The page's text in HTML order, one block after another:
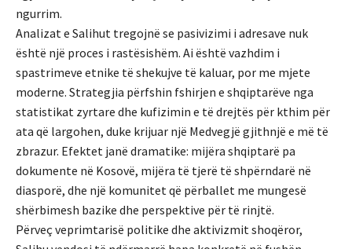
ngurrim.
Analizat e Salihut tregojnë se pasivizimi i adresave nuk
është një proces i rastësishëm. Ai është vazhdim i
spastrimeve etnike të shekujve të kaluar, por me mjete
moderne. Strategjia përfshin fshirjen e shqiptarëve nga
statistikat zyrtare dhe kufizimin e të drejtës për kthim për
ata që largohen, duke krijuar një Medvegjë gjithnjë e më të
zbrazur. Efektet janë dramatike: mijëra shqiptarë pa
dokumente në Kosovë, mijëra të tjerë të shpërndarë në
diasporë, dhe një komunitet që përballet me mungesë
shërbimesh bazike dhe perspektive për të rinjtë.
Përveç veprimtarisë politike dhe aktivizmit shoqëror,